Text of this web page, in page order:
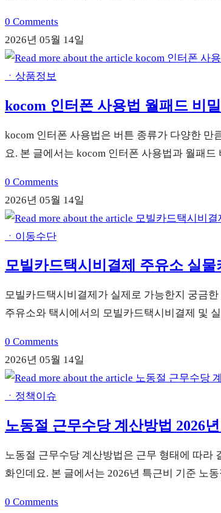
0 Comments
2026년 05월 14일
ㆍ상품정보
kocom 인터폰 사용법 월패드 비
kocom 인터폰 사용법은 버튼 종류가 다양한 만
요. 본 글에서는 kocom 인터폰 사용법과 월패
0 Comments
2026년 05월 14일
ㆍ이동수단
모빌카드택시비결제 주유소 실물
모빌카드택시비결제가 실제로 가능한지 궁금
주유소와 택시에서의 모빌카드택시비결제 및
0 Comments
2026년 05월 14일
ㆍ정책이슈
노동절 근무수당 계산방법 2026
노동절 근무수당 계산방법은 근무 형태에 따라
화인데요. 본 글에서는 2026년 특근비 기준 노
0 Comments